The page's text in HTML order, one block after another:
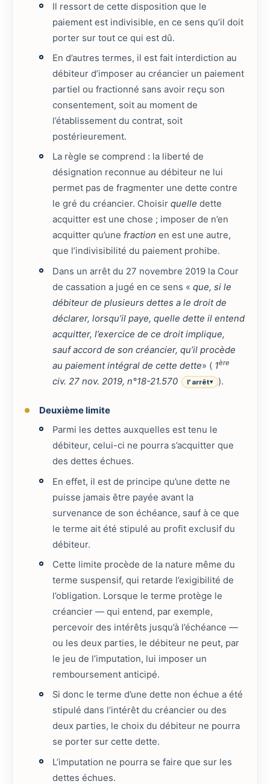
Il ressort de cette disposition que le
paiement est indivisible, en ce sens qu’il doit
porter sur tout ce qui est dû.
En d’autres termes, il est fait interdiction au
débiteur d’imposer au créancier un paiement
partiel ou fractionné sans avoir reçu son
consentement, soit au moment de
l’établissement du contrat, soit
postérieurement.
La règle se comprend : la liberté de
désignation reconnue au débiteur ne lui
permet pas de fragmenter une dette contre
le gré du créancier. Choisirquelle dette
acquitter est une chose ; imposer de n’en
acquitter qu’une fraction en est une autre,
que l’indivisibilité du paiement prohibe.
Dans un arrêt du 27 novembre 2019 la Cour
de cassation a jugé en ce sens «que, si le
débiteur de plusieurs dettes a le droit de
déclarer, lorsqu’il paye, quelle dette il entend
acquitter, l’exercice de ce droit implique,
sauf accord de son créancier, qu’il procède
au paiement intégral de cette dette» ( 1ère
civ. 27 nov. 2019, n°18-21.570 l'arrêt▾ ).
Deuxième limite
Parmi les dettes auxquelles est tenu le
débiteur, celui-ci ne pourra s’acquitter que
des dettes échues.
En effet, il est de principe qu’une dette ne
puisse jamais être payée avant la
survenance de son échéance, sauf à ce que
le terme ait été stipulé au profit exclusif du
débiteur.
Cette limite procède de la nature même du
terme suspensif, qui retarde l’exigibilité de
l’obligation. Lorsque le terme protège le
créancier — qui entend, par exemple,
percevoir des intérêts jusqu’à l’échéance —
ou les deux parties, le débiteur ne peut, par
le jeu de l’imputation, lui imposer un
remboursement anticipé.
Si donc le terme d’une dette non échue a été
stipulé dans l’intérêt du créancier ou des
deux parties, le choix du débiteur ne pourra
se porter sur cette dette.
L’imputation ne pourra se faire que sur les
dettes échues.